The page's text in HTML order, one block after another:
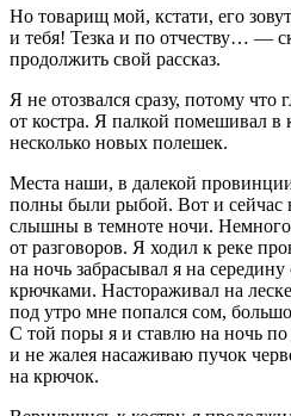
Но товарищ мой, кстати, его
и тебя! Тезка и по отчеству… —
продолжить свой рассказ.
Я не отозвался сразу, потому
от костра. Я палкой помешивал в
несколько новых полешек.
Места наши, в далекой
полны были рыбой. Вот и сейчас
слышны в темноте ночи.
от разговоров. Я ходил к реке
на ночь забрасывал я на
крючками. Настораживал на
под утро мне попался сом,
С той поры я и ставлю на ночь
и не жалея насаживаю пучок
на крючок.